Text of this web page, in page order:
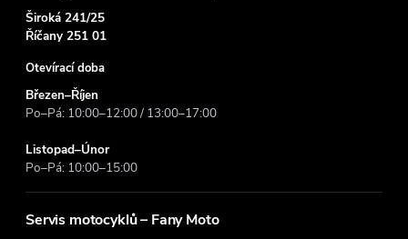
Široká 241/25
Říčany 251 01
Otevírací doba
Březen–Říjen
Po–Pá: 10:00–12:00 / 13:00–17:00
Listopad–Únor
Po–Pá: 10:00–15:00
Servis motocyklů – Fany Moto